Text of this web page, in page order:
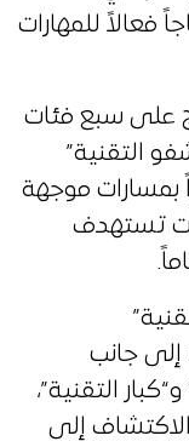
فعالاً للمهارات
على سبع فئات
التقنية”
مروراً بمسارات موجهة
تستهدف
إلى جانب
التقنية”،
إلى